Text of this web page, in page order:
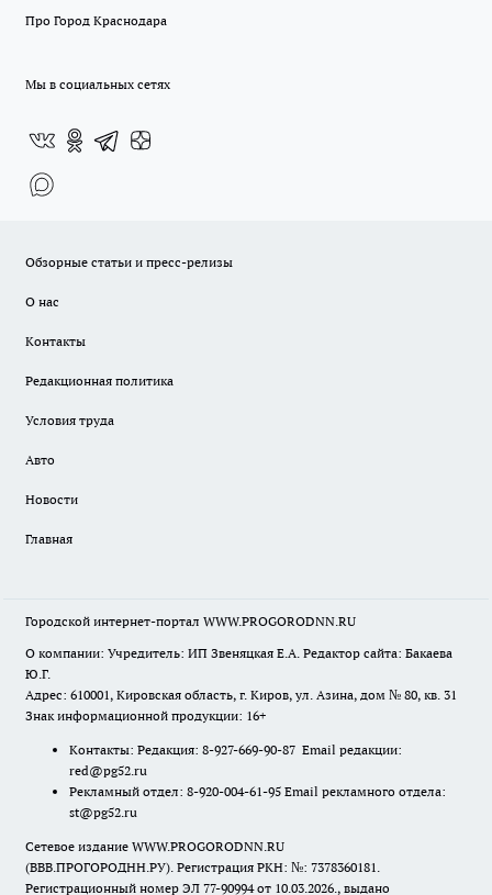
Про Город Краснодара
Мы в социальных сетях
Обзорные статьи и пресс-релизы
О нас
Контакты
Редакционная политика
Условия труда
Авто
Новости
Главная
Городской интернет-портал WWW.PROGORODNN.RU
О компании: Учредитель: ИП Звеняцкая Е.А. Редактор сайта: Бакаева
Ю.Г.
Адрес: 610001, Кировская область, г. Киров, ул. Азина, дом № 80, кв. 31
Знак информационной продукции: 16+
Контакты: Редакция: 8-927-669-90-87 Email редакции:
red@pg52.ru
Рекламный отдел: 8-920-004-61-95 Email рекламного отдела:
st@pg52.ru
Сетевое издание WWW.PROGORODNN.RU
(ВВВ.ПРОГОРОДНН.РУ). Регистрация РКН: №: 7378360181.
Регистрационный номер ЭЛ 77-90994 от 10.03.2026., выдано